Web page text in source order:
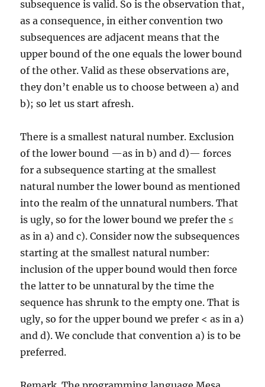
subsequence is valid. So is the observation that,
as a consequence, in either convention two
subsequences are adjacent means that the
upper bound of the one equals the lower bound
of the other. Valid as these observations are,
they don’t enable us to choose between a) and
b); so let us start afresh.
There is a smallest natural number. Exclusion
of the lower bound —as in b) and d)— forces
for a subsequence starting at the smallest
natural number the lower bound as mentioned
into the realm of the unnatural numbers. That
is ugly, so for the lower bound we prefer the ≤
as in a) and c). Consider now the subsequences
starting at the smallest natural number:
inclusion of the upper bound would then force
the latter to be unnatural by the time the
sequence has shrunk to the empty one. That is
ugly, so for the upper bound we prefer < as in a)
and d). We conclude that convention a) is to be
preferred.